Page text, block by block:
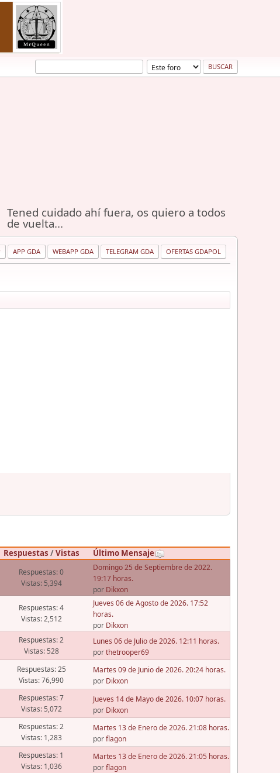
Tened cuidado ahí fuera, os quiero a todos
de vuelta...
APP GDA WEBAPP GDA TELEGRAM GDA OFERTAS GDAPOL
Respuestas /Vistas
Último Mensaje
Respuestas: 0
Vistas: 5,394
Domingo 25 de Septiembre de 2022.
19:17 horas.
por Dikxon
Respuestas: 4
Vistas: 2,512
Jueves 06 de Agosto de 2026. 17:52
horas.
por Dikxon
Respuestas: 2
Vistas: 528
Lunes 06 de Julio de 2026. 12:11 horas.
porthetrooper69
Respuestas: 25
Vistas: 76,990
Martes 09 de Junio de 2026. 20:24 horas.
por Dikxon
Respuestas: 7
Vistas: 5,072
Jueves 14 de Mayo de 2026. 10:07 horas.
por Dikxon
Respuestas: 2
Vistas: 1,283
Martes 13 de Enero de 2026. 21:08 horas.
porflagon
Respuestas: 1
Vistas: 1,036
Martes 13 de Enero de 2026. 21:05 horas.
porflagon